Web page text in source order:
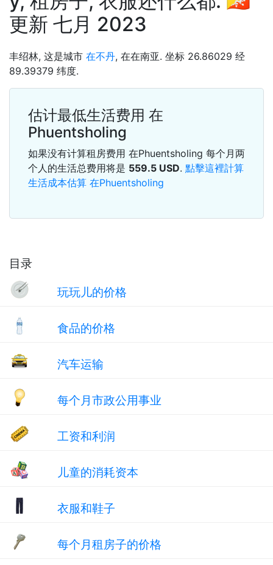
更新 七月 2023
目录
玩玩儿的价格
食品的价格
汽车运输
每个月市政公用事业
工资和利润
儿童的消耗资本
衣服和鞋子
每个月租房子的价格
丰绍林, 这是城市 在不丹, 在在南亚. 坐标 26.86029 经
89.39379 纬度.
估计最低生活费用 在
Phuentsholing
如果没有计算租房费用 在Phuentsholing 每个月两
个人的生活总费用将是 559.5 USD. 點擊這裡計算
生活成本估算 在Phuentsholing